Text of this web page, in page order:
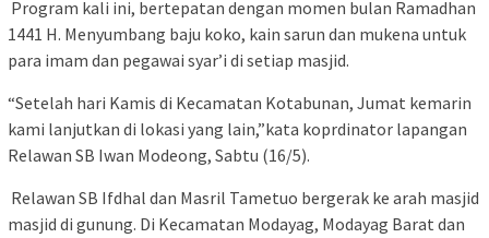
Program kali ini, bertepatan dengan momen bulan Ramadhan
1441 H. Menyumbang baju koko, kain sarun dan mukena untuk
para imam dan pegawai syar’i di setiap masjid.
“Setelah hari Kamis di Kecamatan Kotabunan, Jumat kemarin
kami lanjutkan di lokasi yang lain,”kata koprdinator lapangan
Relawan SB Iwan Modeong, Sabtu (16/5).
Relawan SB Ifdhal dan Masril Tametuo bergerak ke arah masjid
masjid di gunung. Di Kecamatan Modayag, Modayag Barat dan